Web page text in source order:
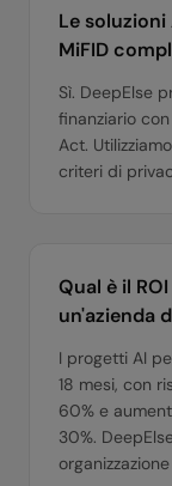
Le soluzioni
MiFID
Sì. DeepElse
finanziario con
Act.
criteri di
Qual è il
un'azienda
I progetti AI
18 mesi, con
60% e
30%.